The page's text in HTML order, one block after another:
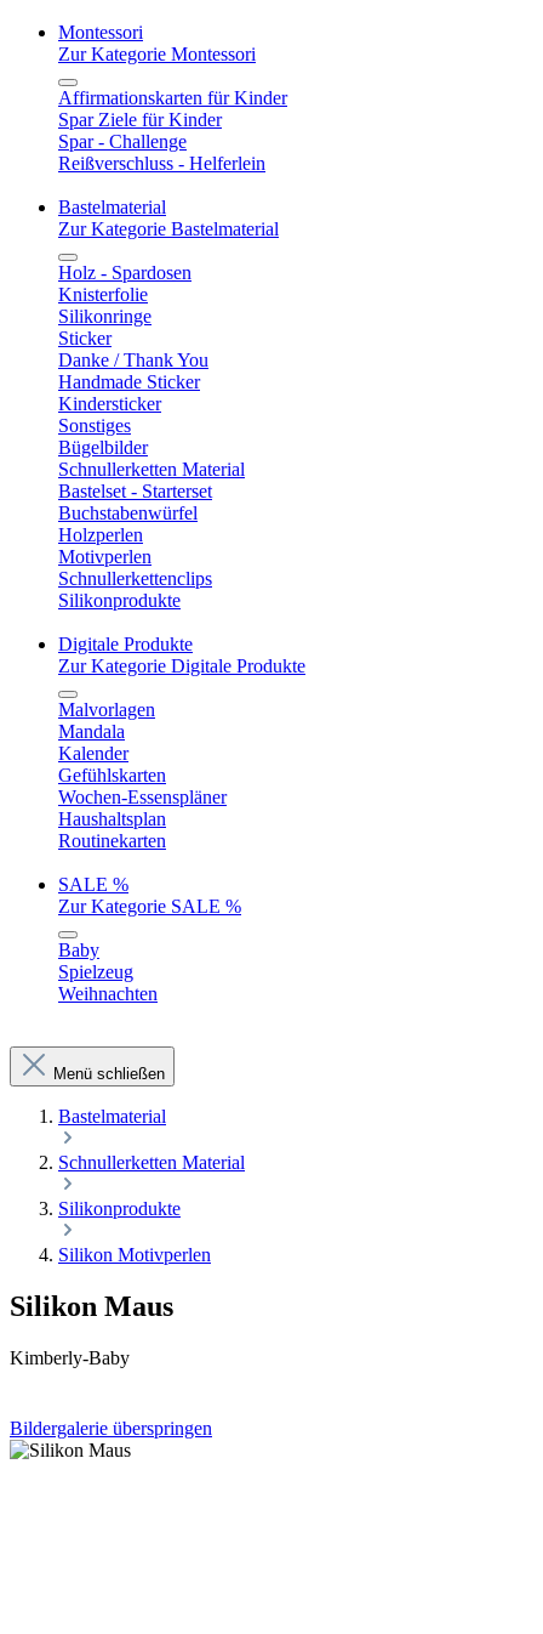
Montessori
Zur Kategorie Montessori
Affirmationskarten für Kinder
Spar Ziele für Kinder
Spar - Challenge
Reißverschluss - Helferlein
Bastelmaterial
Zur Kategorie Bastelmaterial
Holz - Spardosen
Knisterfolie
Silikonringe
Sticker
Danke / Thank You
Handmade Sticker
Kindersticker
Sonstiges
Bügelbilder
Schnullerketten Material
Bastelset - Starterset
Buchstabenwürfel
Holzperlen
Motivperlen
Schnullerkettenclips
Silikonprodukte
Digitale Produkte
Zur Kategorie Digitale Produkte
Malvorlagen
Mandala
Kalender
Gefühlskarten
Wochen-Essenspläner
Haushaltsplan
Routinekarten
SALE %
Zur Kategorie SALE %
Baby
Spielzeug
Weihnachten
Menü schließen
Bastelmaterial
Schnullerketten Material
Silikonprodukte
Silikon Motivperlen
Silikon Maus
Kimberly-Baby
Bildergalerie überspringen